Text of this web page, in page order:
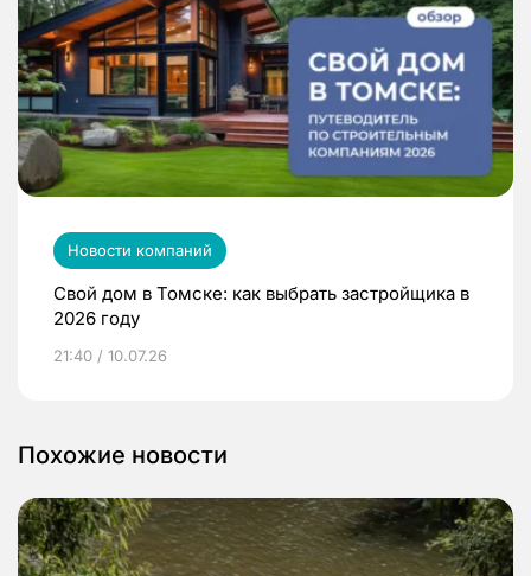
Новости компаний
Свой дом в Томске: как выбрать застройщика в
2026 году
21:40 / 10.07.26
Похожие новости